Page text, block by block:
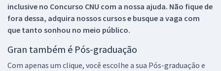
inclusive no Concurso CNU com a nossa ajuda. Não fique de
fora dessa, adquira nossos cursos e busque a vaga com
que tanto sonhou no meio público.
Gran também é Pós-graduação
Com apenas um clique, você escolhe a sua Pós-graduação e